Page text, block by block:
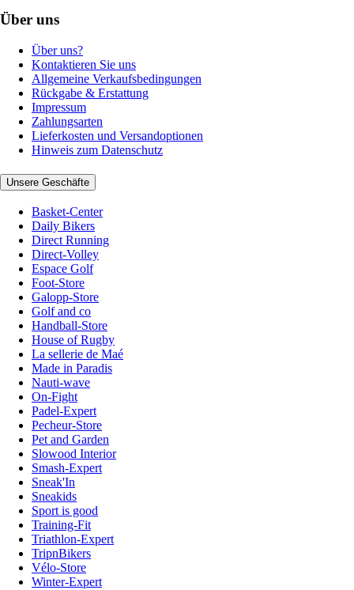
Über uns
Über uns?
Kontaktieren Sie uns
Allgemeine Verkaufsbedingungen
Rückgabe & Erstattung
Impressum
Zahlungsarten
Lieferkosten und Versandoptionen
Hinweis zum Datenschutz
Unsere Geschäfte
Basket-Center
Daily Bikers
Direct Running
Direct-Volley
Espace Golf
Foot-Store
Galopp-Store
Golf and co
Handball-Store
House of Rugby
La sellerie de Maé
Made in Paradis
Nauti-wave
On-Fight
Padel-Expert
Pecheur-Store
Pet and Garden
Slowood Interior
Smash-Expert
Sneak'In
Sneakids
Sport is good
Training-Fit
Triathlon-Expert
TripnBikers
Vélo-Store
Winter-Expert